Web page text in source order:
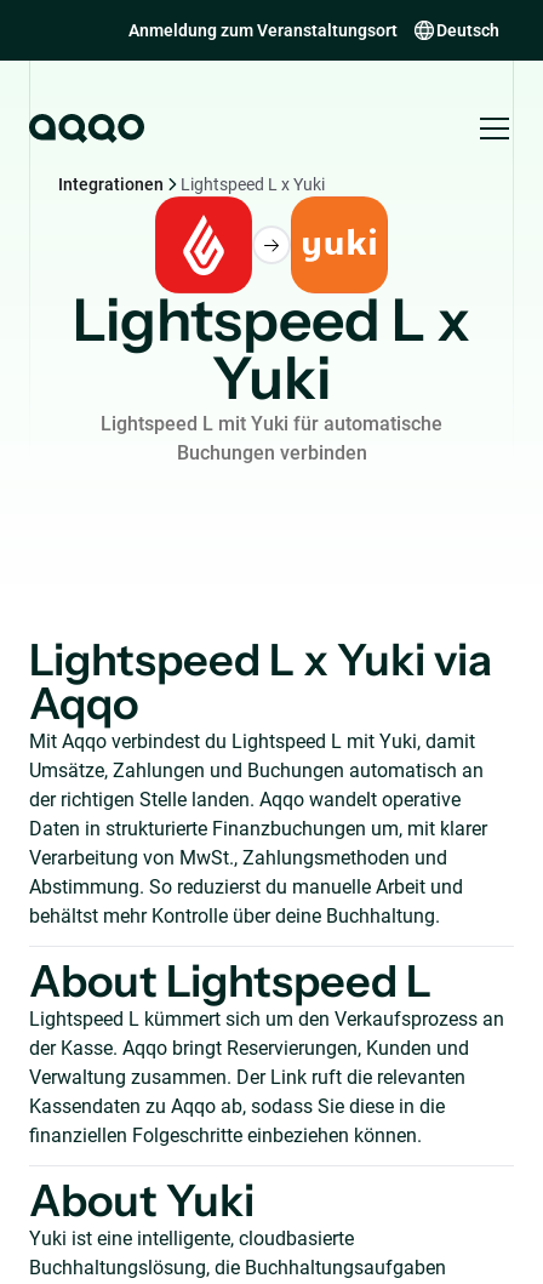
Anmeldung zum Veranstaltungsort Deutsch
Integrationen Lightspeed L x Yuki
Lightspeed L x
Yuki
Lightspeed L mit Yuki für automatische
Buchungen verbinden
Lightspeed L x Yuki via
Aqqo
Mit Aqqo verbindest du Lightspeed L mit Yuki, damit
Umsätze, Zahlungen und Buchungen automatisch an
der richtigen Stelle landen. Aqqo wandelt operative
Daten in strukturierte Finanzbuchungen um, mit klarer
Verarbeitung von MwSt., Zahlungsmethoden und
Abstimmung. So reduzierst du manuelle Arbeit und
behältst mehr Kontrolle über deine Buchhaltung.
About Lightspeed L
Lightspeed L kümmert sich um den Verkaufsprozess an
der Kasse. Aqqo bringt Reservierungen, Kunden und
Verwaltung zusammen. Der Link ruft die relevanten
Kassendaten zu Aqqo ab, sodass Sie diese in die
finanziellen Folgeschritte einbeziehen können.
About Yuki
Yuki ist eine intelligente, cloudbasierte
Buchhaltungslösung, die Buchhaltungsaufgaben